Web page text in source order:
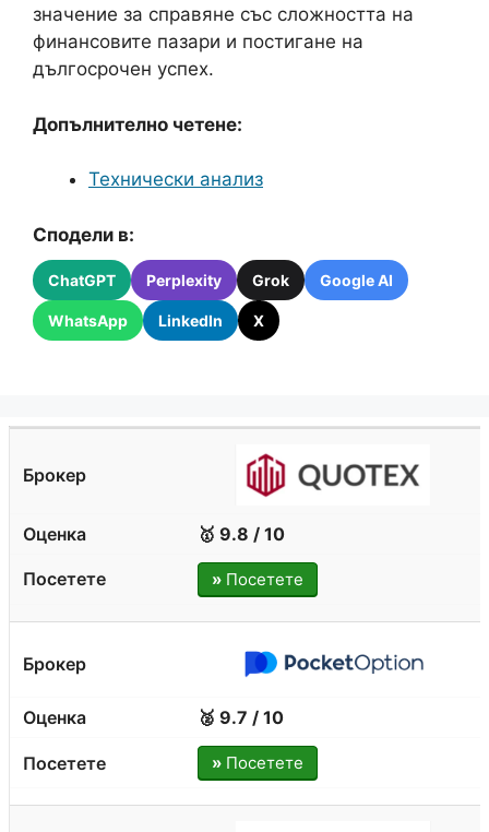
значение за справяне със сложността на
финансовите пазари и постигане на
дългосрочен успех.
Допълнително четене:
Технически анализ
Сподели в:
ChatGPT Perplexity Grok Google AI
WhatsApp LinkedIn X
🥇 9.8 / 10
»Посетете
🥈 9.7 / 10
»Посетете